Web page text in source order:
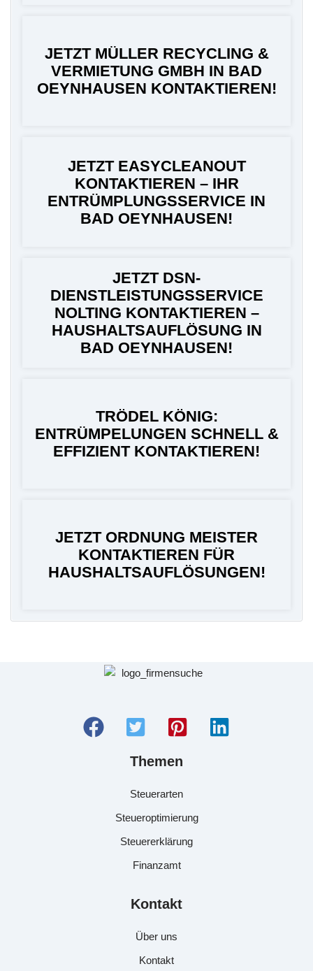
JETZT MÜLLER RECYCLING &
VERMIETUNG GMBH IN BAD
OEYNHAUSEN KONTAKTIEREN!
JETZT EASYCLEANOUT
KONTAKTIEREN – IHR
ENTRÜMPLUNGSSERVICE IN
BAD OEYNHAUSEN!
JETZT DSN-
DIENSTLEISTUNGSSERVICE
NOLTING KONTAKTIEREN –
HAUSHALTSAUFLÖSUNG IN
BAD OEYNHAUSEN!
TRÖDEL KÖNIG:
ENTRÜMPELUNGEN SCHNELL &
EFFIZIENT KONTAKTIEREN!
JETZT ORDNUNG MEISTER
KONTAKTIEREN FÜR
HAUSHALTSAUFLÖSUNGEN!
Themen
Steuerarten
Steueroptimierung
Steuererklärung
Finanzamt
Kontakt
Über uns
Kontakt